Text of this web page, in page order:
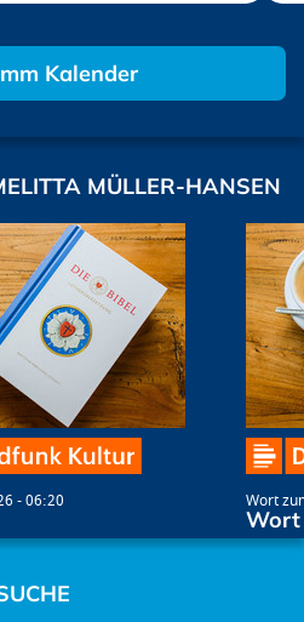
Kalender
MÜLLER-HANSEN
- 06:20 Wort
Wort